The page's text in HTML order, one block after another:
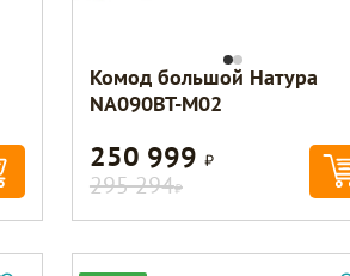
Комод большой Натура
NA090BT-M02
250 999 Р
295 294Р